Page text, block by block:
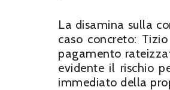
La disamina sulla
caso concreto:
pagamento
evidente il rischio
immediato della